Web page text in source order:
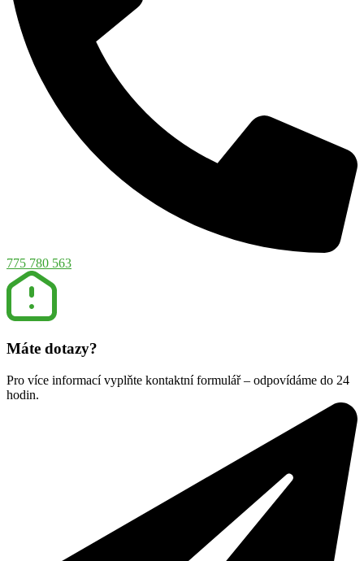
775 780 563
Máte dotazy?
Pro více informací vyplňte kontaktní formulář – odpovídáme do 24
hodin.